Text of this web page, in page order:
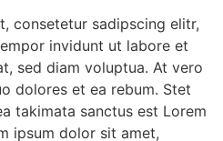
consetetur sadipscing elitr,
invidunt ut labore et
sed diam voluptua. At vero
dolores et ea rebum. Stet
takimata sanctus est Lorem
ipsum dolor sit amet,